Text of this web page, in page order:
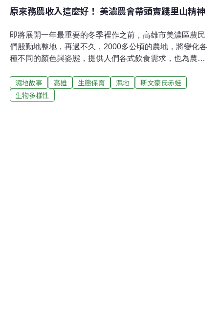
原來務農收入這麼好！ 美濃農會帶頭實踐里山精神
即將展開一年最重要的冬季裡作之前，高雄市美濃區農民
們殷勤地整地，再過不久，2000多公頃的農地，將變化各
種不同的顏色與姿態，提供人們各式飲食需求，也為農民
心滿滿。水稻營造水田濕地 為生產環境打底「原來務農
收入這麼好！」這句話真實的出現在美濃農民口中。過去
濕地故事 高雄 生態保育 濕地
斯文豪氏赤蛙
生物多樣性